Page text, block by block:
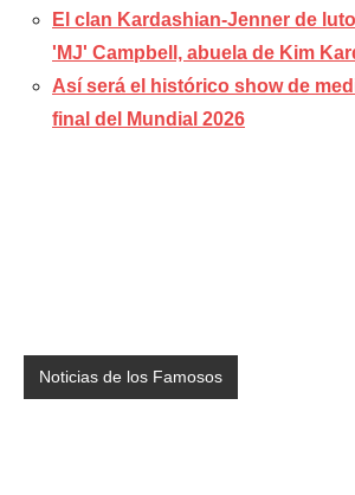
El clan Kardashian-Jenner de
'MJ' Campbell, abuela de Kim
Así será el histórico show de
final del Mundial 2026
Noticias de los Famosos